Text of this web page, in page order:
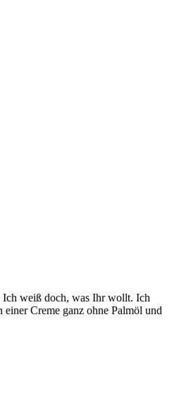
weiß doch, was Ihr wollt. Ich
Creme ganz ohne Palmöl und